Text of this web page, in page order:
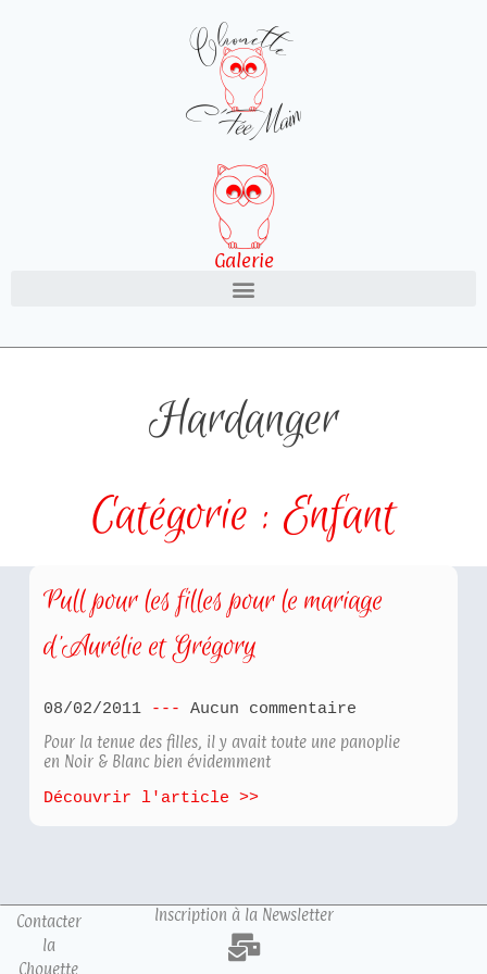
Galerie
Hardanger
Catégorie : Enfant
Pull pour les filles pour le mariage
d’Aurélie et Grégory
08/02/2011
Aucun commentaire
Pour la tenue des filles, il y avait toute une panoplie
en Noir & Blanc bien évidemment
Découvrir l'article >>
Contacter
la
Chouette
Inscription à la Newsletter